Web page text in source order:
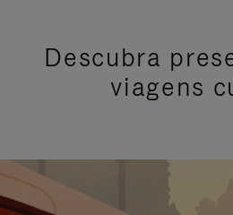
Descubra
viagens